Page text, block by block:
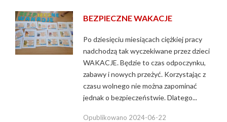
BEZPIECZNE WAKACJE
Po dziesięciu miesiącach ciężkiej pracy
nadchodzą tak wyczekiwane przez dzieci
WAKACJE. Będzie to czas odpoczynku,
zabawy i nowych przeżyć. Korzystając z
czasu wolnego nie można zapominać
jednak o bezpieczeństwie. Dlatego...
Opublikowano 2024-06-22